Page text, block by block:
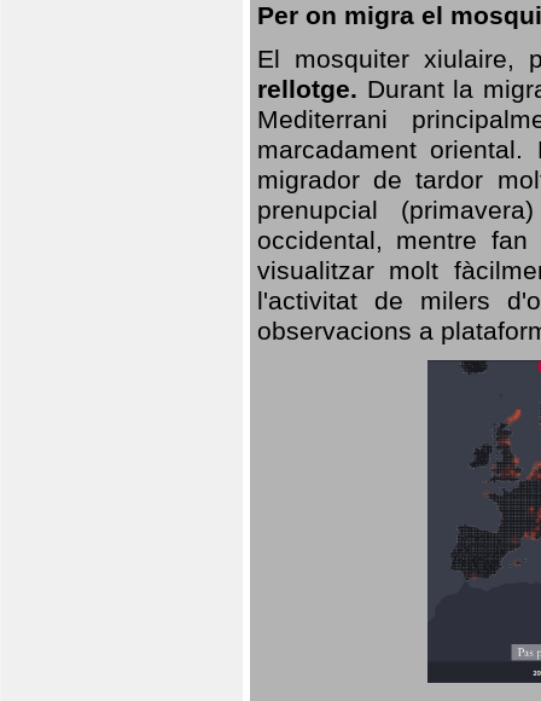
Per on migra el
El mosquiter xiulaire,
rellotge. Durant la
Mediterrani
marcadament
migrador de tardor
prenupcial
occidental, mentre
visualitzar molt
l'activitat de milers
observacions a